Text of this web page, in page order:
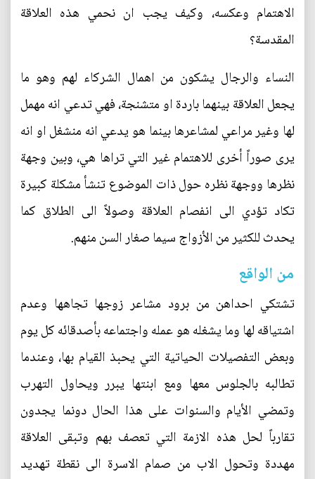
الاهتمام وعكسه، وكيف يجب ان نحمي هذه العلاقة
المقدسة؟
النساء والرجال يشكون من اهمال الشركاء لهم وهو ما
يجعل العلاقة بينهما باردة او متشنجة، فهي تدعي انه مهمل
لها وغير مراعي لمشاعرها بينما هو يدعي انه منشغل او انه
يرى صوراً أخرى للاهتمام غير التي تراها هي، وبين وجهة
نظرها ووجهة نظره حول ذات الموضوع تنشأ مشكلة كبيرة
تكاد تؤدي الى انفصام العلاقة وصولاً الى الطلاق كما
يحدث للكثير من الأزواج سيما صغار السن منهم.
من الواقع
تشتكي احداهن من برود مشاعر زوجها تجاهها وعدم
اشتياقه لها وما يشغله هو عمله واجتماعه بأصدقائه كل يوم
وبعض التفصيلات الحياتية التي يحبذ القيام بها، وعندما
تطالبه بالجلوس معها ومع ابنتها يبرر ويحاول التهرب
وتمضي الأيام والسنوات على هذا الحال دونما يجدون
تقارباً لحل هذه الازمة التي تعصف بهم وتبقى العلاقة
مهددة وتحول الاب من صمام الاسرة الى نقطة تهديد